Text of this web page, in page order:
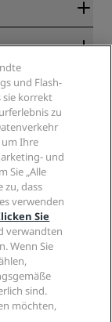
und Flash-
sie korrekt
zu
Ihre
und
Sie „Alle
zu, dass
verwenden
Sie
verwandten
Wenn Sie
sind.
möchten,